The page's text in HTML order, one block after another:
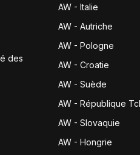
des
AW - Italie
AW - Autriche
AW - Pologne
AW - Croatie
AW - Suède
AW - République
AW - Slovaquie
AW - Hongrie